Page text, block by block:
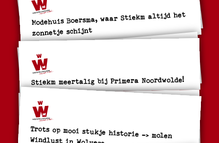
Modehuis Boersma, waar Stiekm altijd het
zonnetje schijnt
Stiekm meertalig bij Primera Noordwolde!
Trots op mooi stukje historie -> molen